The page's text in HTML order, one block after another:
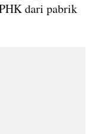
dari pabrik